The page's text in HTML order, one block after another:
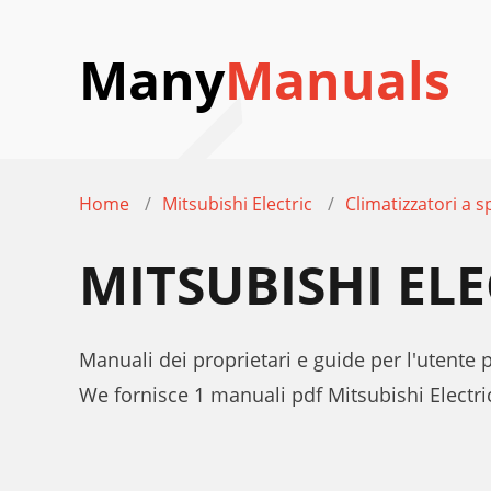
ManyManuals
Home Mitsubishi Electric Climatizzatori a
MITSUBISHI
Manuali dei proprietari e guide per l'utente
We fornisce 1 manuali pdf Mitsubishi